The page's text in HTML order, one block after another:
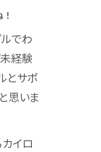
でわ
経験
とサポ
思いま
イロ